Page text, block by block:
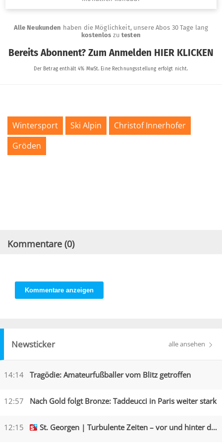
Wintersport Ski Alpin
Christof Innerhofer
Gröden
Kommentare (0)
Kommentare anzeigen
Newsticker alle ansehen
14:14 Tragödie: Amateurfußballer vom Blitz getroffen
12:57 Nach Gold folgt Bronze: Taddeucci in Paris weiter stark
12:15 St. Georgen | Turbulente Zeiten – vor und hinter den Kulissen